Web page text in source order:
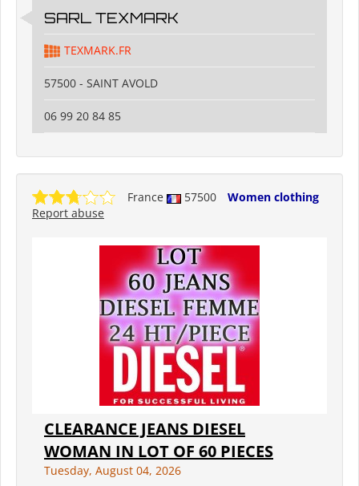
SARL TEXMARK
TEXMARK.FR
57500 - SAINT AVOLD
06 99 20 84 85
France 57500
Women clothing
Report abuse
CLEARANCE JEANS DIESEL
WOMAN IN LOT OF 60 PIECES
Tuesday, August 04, 2026